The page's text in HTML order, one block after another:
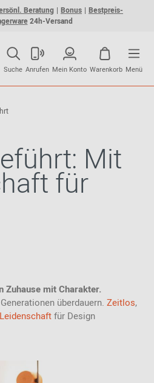
Beratung Bonus
Bestpreis-
24h-Versand
Suche Anrufen Mein Konto Warenkorb Menü
Mit
für
Zuhause mit Charakter.
überdauern. Zeitlos,
Leidenschaftfür Design